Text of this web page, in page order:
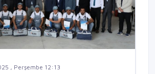
, Perşembe 12:13